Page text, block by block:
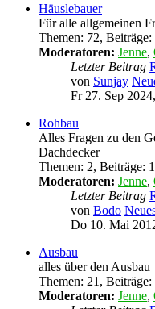
Häuslebauer
Für alle allgemeinen
Themen: 72, Beiträge:
Moderatoren: Jenne,
Letzter Beitrag
von Sunjay
Fr 27. Sep
Rohbau
Alles Fragen zu den
Dachdecker
Themen: 2, Beiträge:
Moderatoren: Jenne,
Letzter Beitrag
von Bodo
Do 10. Mai
Ausbau
alles über den Ausbau
Themen: 21 , Beiträge:
Moderatoren: Jenne,